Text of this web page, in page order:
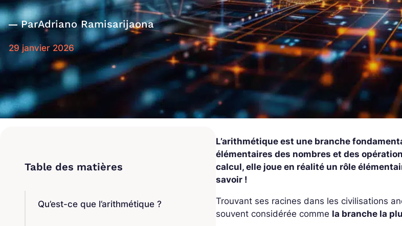
ParAdriano Ramisarijaona
29 janvier 2026
Qu’est-ce que l’arithmétique ?
L’arithmétique est une branche
élémentaires des nombres et des
calcul, elle joue en réalité un rôle
savoir !
Trouvant ses racines dans les civilisations
souvent considérée comme la branche la